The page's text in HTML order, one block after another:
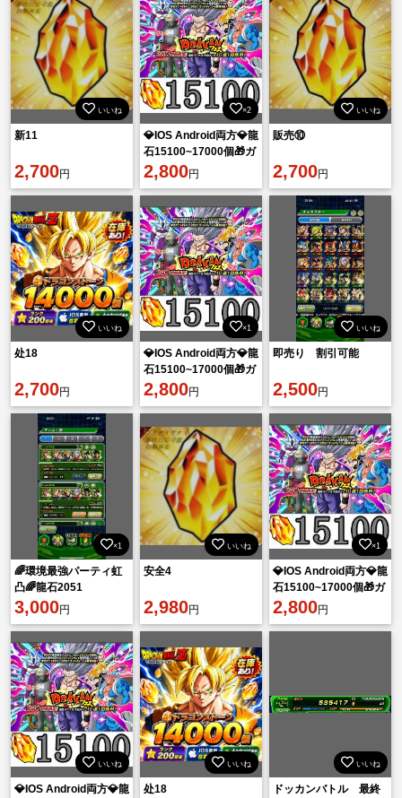
いいね
新11
2,700円
×2
💎IOS Android両方💎龍
石15100~17000個🎁ガ
チャ産LR12~25体
2,800円
いいね
販売⑩
2,700円
いいね
处18
2,700円
×1
💎IOS Android両方💎龍
石15100~17000個🎁ガ
チャ産LR12~25体
2,800円
いいね
即売り 割引可能
2,500円
×1
🌈環境最強パーティ虹
凸🌈龍石2051
3,000円
いいね
安全4
2,980円
×1
💎IOS Android両方💎龍
石15100~17000個🎁ガ
チャ産LR12~25体
2,800円
いいね
💎IOS Android両方💎龍
いいね
处18
いいね
ドッカンバトル 最終